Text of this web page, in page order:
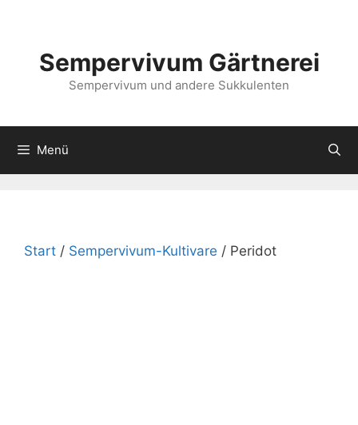
Sempervivum Gärtnerei
Sempervivum und andere Sukkulenten
Menü
Start / Sempervivum-Kultivare / Peridot